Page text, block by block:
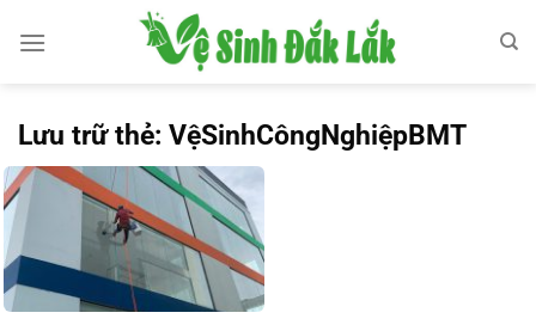
qua
Lưu trữ thẻ: VệSinhCôngNghiệpBMT